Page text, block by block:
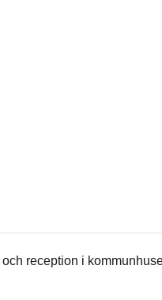
reception i